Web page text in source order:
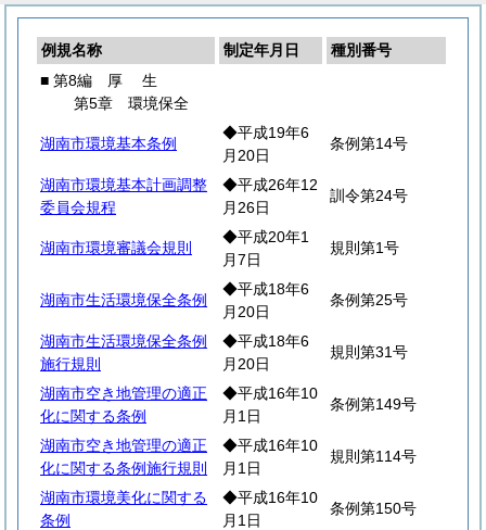
例規名称 制定年月日
種別番号
■ 第8編 厚 生
第5章 環境保全
湖南市環境基本条例
◆平成19年6
月20日
条例第14号
湖南市環境基本計画調整
委員会規程
◆平成26年12
月26日
訓令第24号
湖南市環境審議会規則
◆平成20年1
月7日
規則第1号
湖南市生活環境保全条例
◆平成18年6
月20日
条例第25号
湖南市生活環境保全条例
施行規則
◆平成18年6
月20日
規則第31号
湖南市空き地管理の適正
化に関する条例
◆平成16年10
月1日
条例第149号
湖南市空き地管理の適正
化に関する条例施行規則
◆平成16年10
月1日
規則第114号
湖南市環境美化に関する
条例
◆平成16年10
月1日
条例第150号